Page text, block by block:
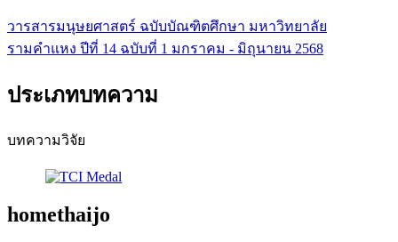
วารสารมนุษยศาสตร์ ฉบับบัณฑิตศึกษา มหาวิทยาลัย
รามคำแหง ปีที่ 14 ฉบับที่ 1 มกราคม - มิถุนายน 2568
ประเภทบทความ
บทความวิจัย
homethaijo